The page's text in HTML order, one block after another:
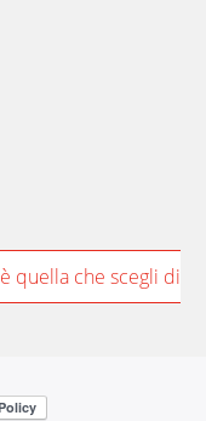
quella che scegli di